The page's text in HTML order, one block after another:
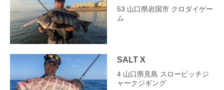
53 山口県岩国市 クロダイゲー
ム
SALT X
4 山口県見島 スローピッチジ
ャークジギング